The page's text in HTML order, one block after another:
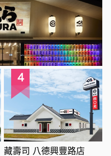
4
藏壽司 八德興豐路店